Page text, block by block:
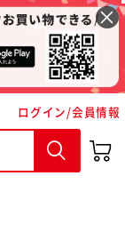
ログイン/会員情報